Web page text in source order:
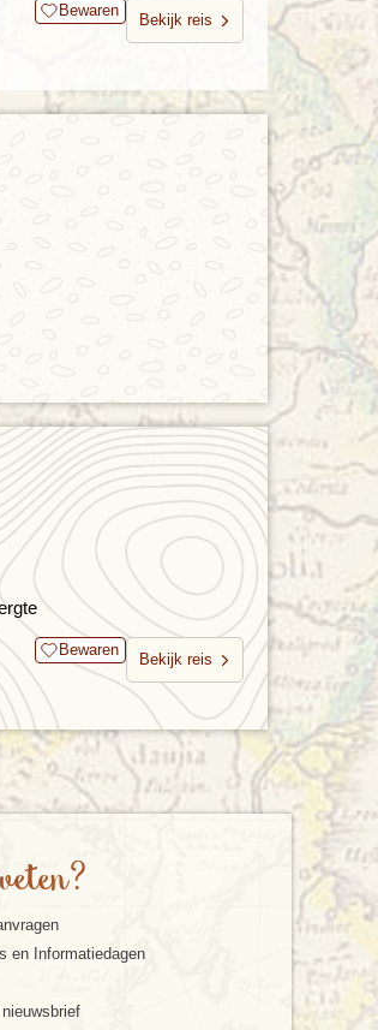
Bewaren
Bekijk reis
Bewaren
Bekijk reis
en Informatiedagen